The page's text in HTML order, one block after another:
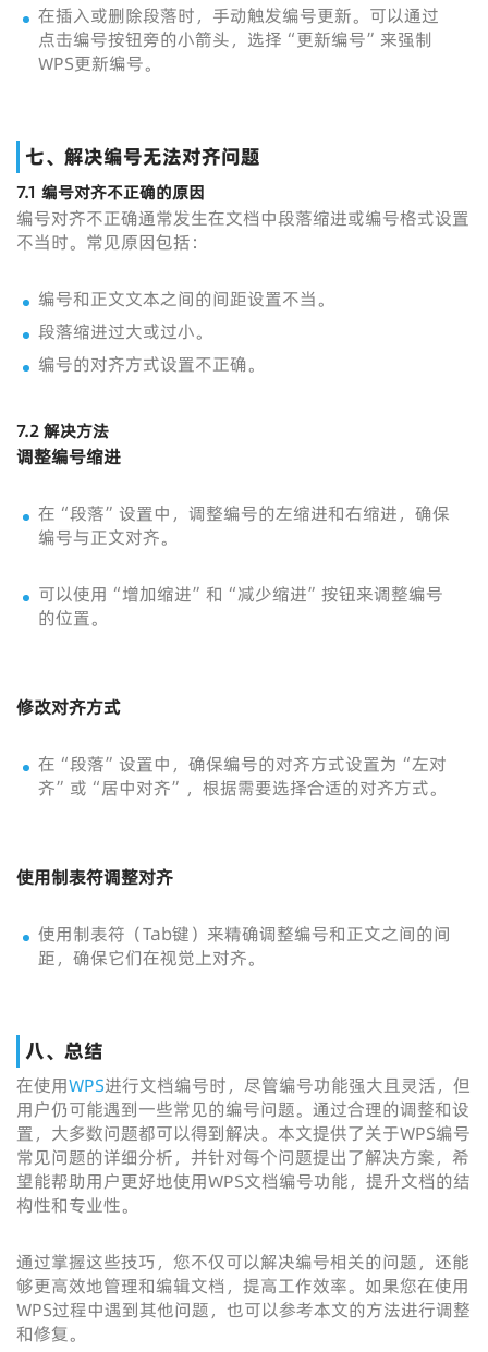
在插入或删除段落时，手动触发编号更新。可以通过
点击编号按钮旁的小箭头，选择“更新编号”来强制
WPS更新编号。
七、解决编号无法对齐问题
7.1 编号对齐不正确的原因
编号对齐不正确通常发生在文档中段落缩进或编号格式设置
不当时。常见原因包括：
编号和正文文本之间的间距设置不当。
段落缩进过大或过小。
编号的对齐方式设置不正确。
7.2 解决方法
调整编号缩进
在“段落”设置中，调整编号的左缩进和右缩进，确保
编号与正文对齐。
可以使用“增加缩进”和“减少缩进”按钮来调整编号
的位置。
修改对齐方式
在“段落”设置中，确保编号的对齐方式设置为“左对
齐”或“居中对齐”，根据需要选择合适的对齐方式。
使用制表符调整对齐
使用制表符（Tab键）来精确调整编号和正文之间的间
距，确保它们在视觉上对齐。
八、总结
在使用WPS进行文档编号时，尽管编号功能强大且灵活，但
用户仍可能遇到一些常见的编号问题。通过合理的调整和设
置，大多数问题都可以得到解决。本文提供了关于WPS编号
常见问题的详细分析，并针对每个问题提出了解决方案，希
望能帮助用户更好地使用WPS文档编号功能，提升文档的结
构性和专业性。
通过掌握这些技巧，您不仅可以解决编号相关的问题，还能
够更高效地管理和编辑文档，提高工作效率。如果您在使用
WPS过程中遇到其他问题，也可以参考本文的方法进行调整
和修复。